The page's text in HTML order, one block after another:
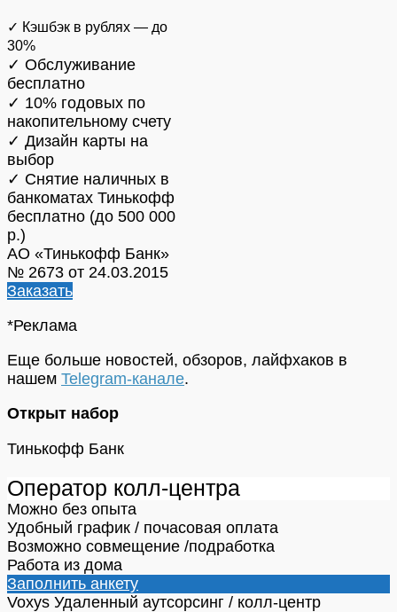
✓ Кэшбэк в рублях — до
30%
✓ Обслуживание
бесплатно
✓ 10% годовых по
накопительному счету
✓ Дизайн карты на
выбор
✓ Снятие наличных в
банкоматах Тинькофф
бесплатно (до 500 000
р.)
АО «Тинькофф Банк»
№ 2673 от 24.03.2015
Заказать
*Реклама
Еще больше новостей, обзоров, лайфхаков в
нашем Telegram-канале.
Открыт набор
Тинькофф Банк
Оператор колл-центра
Можно без опыта
Удобный график / почасовая оплата
Возможно совмещение /подработка
Работа из дома
Заполнить анкету
Voxys Удаленный аутсорсинг / колл-центр